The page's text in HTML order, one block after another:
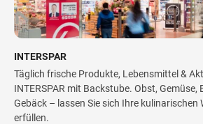
INTERSPAR
Täglich frische Produkte, Lebensmittel &
INTERSPAR mit Backstube. Obst, Gemüse,
Gebäck – lassen Sie sich Ihre kulinarischen
erfüllen.